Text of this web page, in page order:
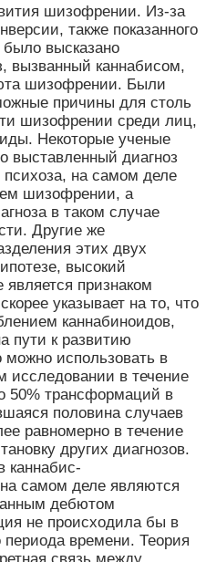
шизофрении. Из-за
также показанного
высказано
вызванный каннабисом,
шизофрении. Были
причины для столь
шизофрении среди лиц,
Некоторые ученые
выставленный диагноз
психоза, на самом деле
шизофрении, а
в таком случае
Другие же
этих двух
высокий
признаком
указывает на то, что
каннабиноидов,
пути к развитию
использовать в
исследовании в течение
50% трансформаций в
половина случаев
равномерно в течение
других диагнозов.
каннабис-
самом деле являются
дебютом
не происходила бы в
периода времени. Теория